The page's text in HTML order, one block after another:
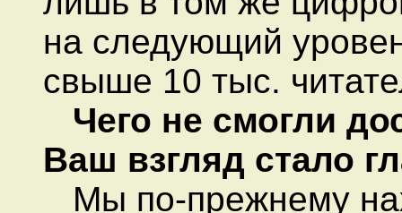
на следующий
свыше 10 тыс.
Чего не смогли
Ваш взгляд стало
Мы по-прежнему